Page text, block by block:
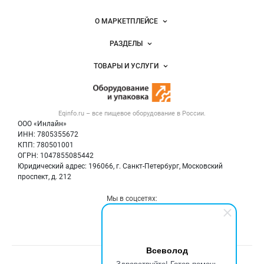
Всеволод
Важные разделы и контакты
Eqinfo.ru – все пищевое оборудование в России.
ООО «Инлайн»
ИНН: 7805355672
КПП: 780501001
ОГРН: 1047855085442
Юридический адрес: 196066, г. Санкт-Петербург, Московский
проспект, д. 212
Навигация по сайтуО МАРКЕТПЛЕЙСЕ
Размещение рекламы
Публичная оферта
Контактная информация
Политика обработки персональных данных
РАЗДЕЛЫ
Вакансии
ТОВАРЫ И УСЛУГИ
Оборудование для пищепрома
Тара и упаковка
Б/у оборудование
Мы в соцсетях: